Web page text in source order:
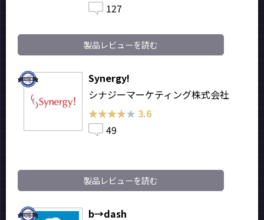
127
製品レビューを読む
Synergy!
シナジーマーケティング株式会社
★★★★★
★★★★★ 3.6
49
製品レビューを読む
b→dash